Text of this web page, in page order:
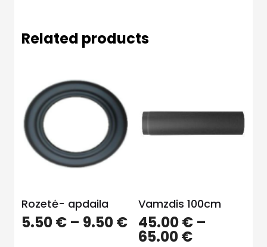
Related products
Rozetė- apdaila
5.50€ – 9.50€
Vamzdis 100cm
45.00€–
65.00€